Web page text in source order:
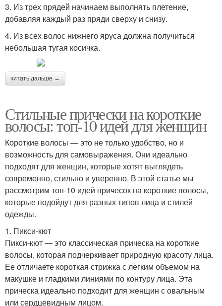
3. Из трех прядей начинаем выполнять плетение,
добавляя каждый раз пряди сверху и снизу.
4. Из всех волос нижнего яруса должна получиться
небольшая тугая косичка.
читать дальше →
Стильные прически на короткие
волосы: топ-10 идей для женщин
Короткие волосы — это не только удобство, но и
возможность для самовыражения. Они идеально
подходят для женщин, которые хотят выглядеть
современно, стильно и уверенно. В этой статье мы
рассмотрим топ-10 идей причесок на короткие волосы,
которые подойдут для разных типов лица и стилей
одежды.
1. Пикси-кют
Пикси-кют — это классическая прическа на короткие
волосы, которая подчеркивает природную красоту лица.
Ее отличаете короткая стрижка с легким объемом на
макушке и гладкими линиями по контуру лица. Эта
прическа идеально подходит для женщин с овальным
или сердцевидным лицом.